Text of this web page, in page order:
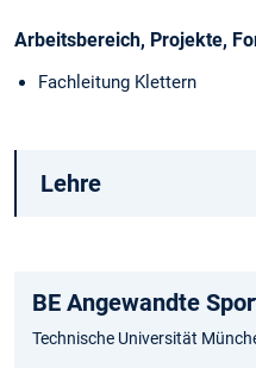
Arbeitsbereich, Projekte,
Fachleitung Klettern
Lehre
BE Angewandte
Technische Universität